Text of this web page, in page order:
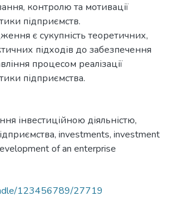
контролю та мотивації
підприємств.
є сукупність теоретичних,
підходів до забезпечення
процесом реалізації
підприємства.
інвестиційною діяльністю,
, investments, investment
of an enterprise
123456789/27719